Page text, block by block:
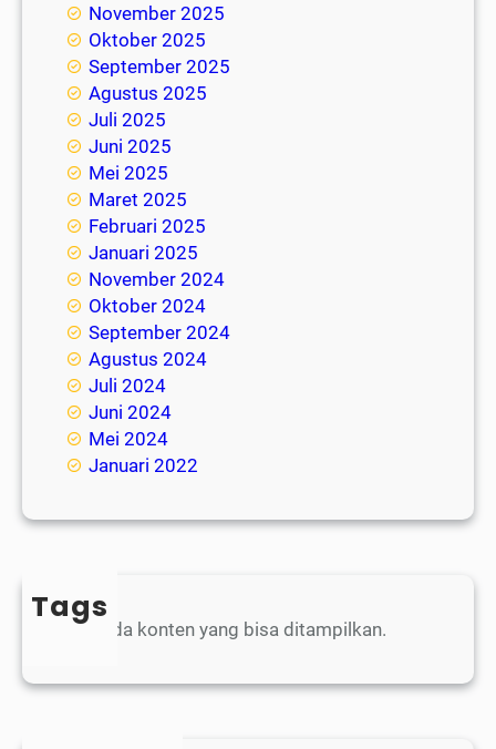
November 2025
Oktober 2025
September 2025
Agustus 2025
Juli 2025
Juni 2025
Mei 2025
Maret 2025
Februari 2025
Januari 2025
November 2024
Oktober 2024
September 2024
Agustus 2024
Juli 2024
Juni 2024
Mei 2024
Januari 2022
Tags
Belum ada konten yang bisa ditampilkan.